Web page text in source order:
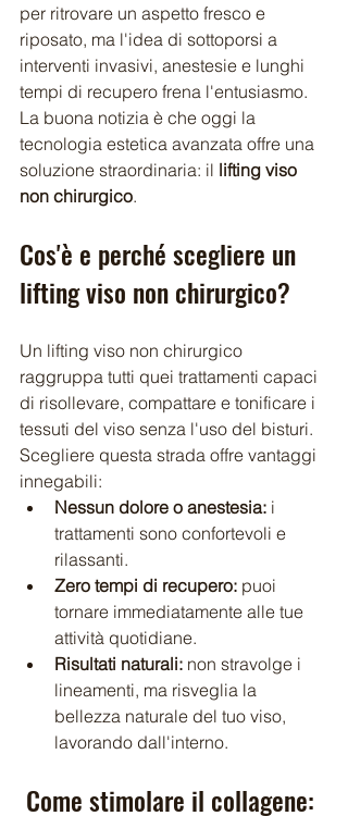
per ritrovare un aspetto fresco e
riposato, ma l'idea di sottoporsi a
interventi invasivi, anestesie e lunghi
tempi di recupero frena l'entusiasmo.
La buona notizia è che oggi la
tecnologia estetica avanzata offre una
soluzione straordinaria: il lifting viso
non chirurgico.
Cos'è e perché scegliere un
lifting viso non chirurgico?
Un lifting viso non chirurgico
raggruppa tutti quei trattamenti capaci
di risollevare, compattare e tonificare i
tessuti del viso senza l'uso del bisturi.
Scegliere questa strada offre vantaggi
innegabili:
Nessun dolore o anestesia: i
trattamenti sono confortevoli e
rilassanti.
Zero tempi di recupero: puoi
tornare immediatamente alle tue
attività quotidiane.
Risultati naturali: non stravolge i
lineamenti, ma risveglia la
bellezza naturale del tuo viso,
lavorando dall'interno.